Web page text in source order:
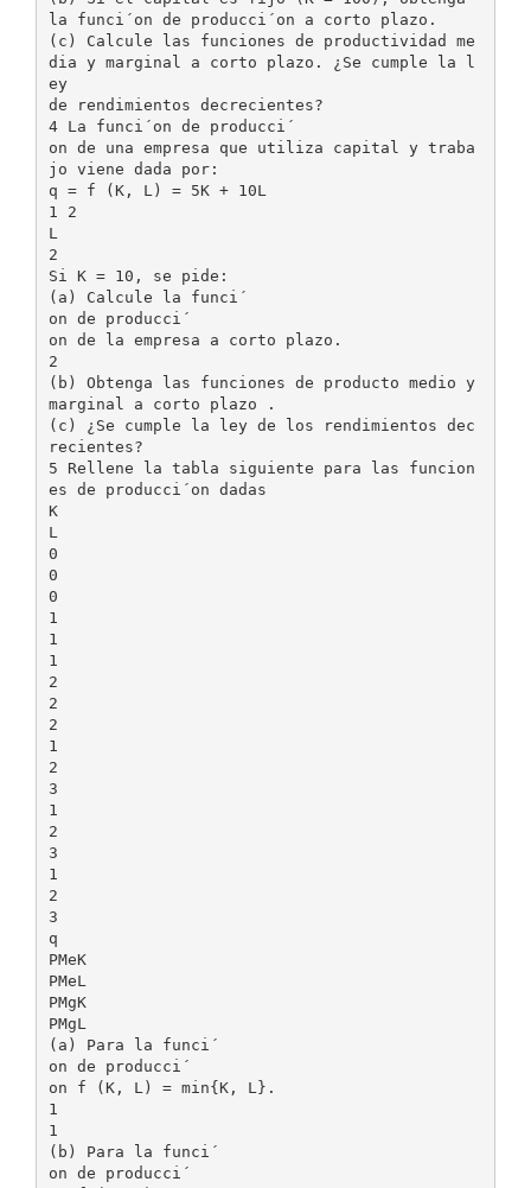
la funci´on de producci´on a corto plazo.
(c) Calcule las funciones de productividad me
dia y marginal a corto plazo. ¿Se cumple la l
ey
de rendimientos decrecientes?
4 La funci´on de producci´
on de una empresa que utiliza capital y traba
jo viene dada por:
q = f (K, L) = 5K + 10L
1 2
L
2
Si K = 10, se pide:
(a) Calcule la funci´
on de producci´
on de la empresa a corto plazo.
2
(b) Obtenga las funciones de producto medio y
marginal a corto plazo .
(c) ¿Se cumple la ley de los rendimientos dec
recientes?
5 Rellene la tabla siguiente para las funcion
es de producci´on dadas
K
L
0
0
0
1
1
1
2
2
2
1
2
3
1
2
3
1
2
3
q
PMeK
PMeL
PMgK
PMgL
(a) Para la funci´
on de producci´
on f (K, L) = min{K, L}.
1
1
(b) Para la funci´
on de producci´